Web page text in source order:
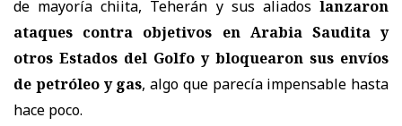
de mayoría chiita, Teherán y sus aliados lanzaron
ataques contra objetivos en Arabia Saudita y
otros Estados del Golfo y bloquearon sus envíos
de petróleo y gas, algo que parecía impensable hasta
hace poco.